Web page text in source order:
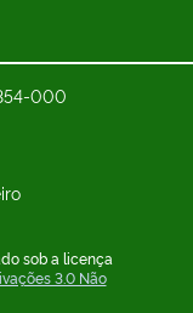
000
sob a licença
3.0 Não